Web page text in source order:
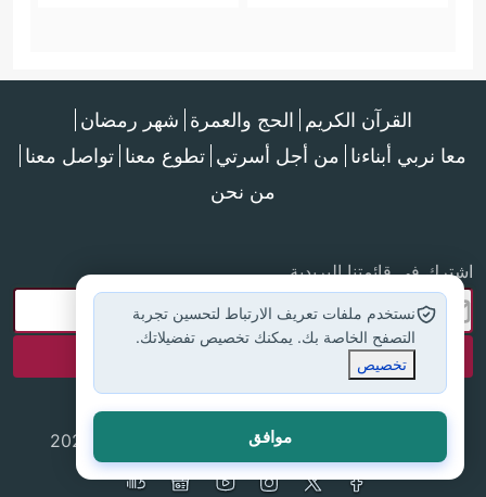
القرآن الكريم الحج والعمرة شهر رمضان
معا نربي أبناءنا من أجل أسرتي تطوع معنا تواصل معنا
من نحن
اشترك في قائمتنا البريدية
جميع الحقوق محفوظة لموقع إسلام أون لاين © 2025
نستخدم ملفات تعريف الارتباط لتحسين تجربة
التصفح الخاصة بك. يمكنك تخصيص تفضيلاتك.
تخصيص
موافق